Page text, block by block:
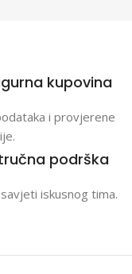
kupovina
i provjerene
podrška
iskusnog tima.